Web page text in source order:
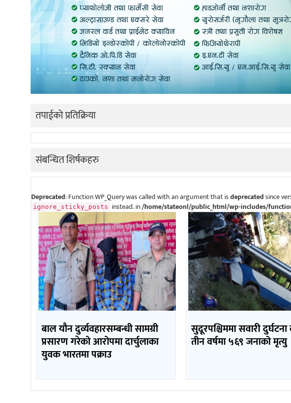
तपाईको प्रतिक्रिया
संबन्धित शिर्षकहरु
Deprecated: Function WP_Query was called with an argument that isdeprecatedsince
ignore_sticky_posts instead. in/home/stateonl/public_html/wp-includes/
बाल यौन दुर्व्यवहारसम्बन्धी सामग्री
प्रसारण गरेको आरोपमा दार्चुलाका
युवक भारतमा पक्राउ
सुदूरपश्चिममा सवारी
तीन वर्षमा ५६९ जनाको मृत्यु